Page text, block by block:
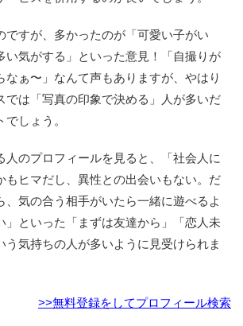
ですが、多かったのが「可愛い子がい
い気がする」といった意見！「自撮りが
なぁ〜」なんて声もありますが、やはり
では「写真の印象で決める」人が多いだ
しょう。
人のプロフィールを見ると、「社会人に
もヒマだし、異性との出会いもない。だ
、気の合う相手がいたら一緒に遊べるよ
」といった「まずは友達から」「恋人未
う気持ちの人が多いように見受けられま
>>無料登録をしてプロフィール検索